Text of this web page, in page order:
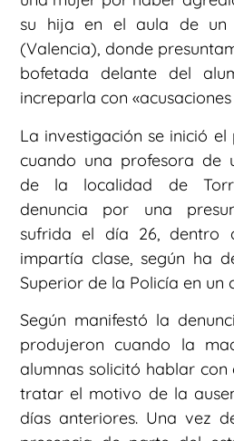
su hija en el aula de un
(Valencia), donde
bofetada delante del
increparla con
La investigación se inició
cuando una profesora de
de la localidad de
denuncia por una
sufrida el día 26, dentro
impartía clase, según ha
Superior de la Policía en un
Según manifestó la
produjeron cuando la
alumnas solicitó hablar
tratar el motivo de la
días anteriores. Una vez